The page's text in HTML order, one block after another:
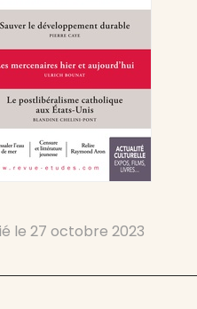
le27 octobre 2023